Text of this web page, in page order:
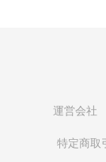
運営会社
特定商取